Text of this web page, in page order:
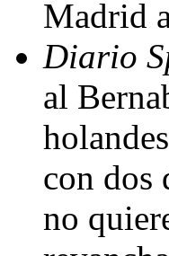
Madrid
Diario
al
con dos
no